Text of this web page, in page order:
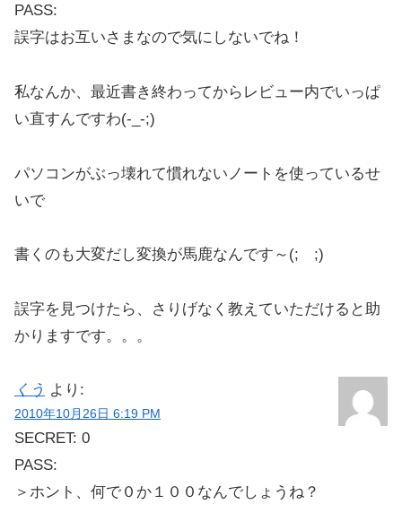
PASS:
誤字はお互いさまなので気にしないでね！
私なんか、最近書き終わってからレビュー内でいっぱ
い直すんですわ(-_-;)
パソコンがぶっ壊れて慣れないノートを使っているせ
いで
書くのも大変だし変換が馬鹿なんです～(; ;)
誤字を見つけたら、さりげなく教えていただけると助
かりますです。。。
くう より:
2010年10月26日 6:19 PM
SECRET: 0
PASS:
＞ホント、何で０か１００なんでしょうね？